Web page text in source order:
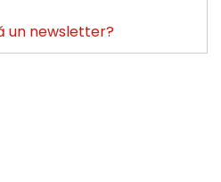
un newsletter?